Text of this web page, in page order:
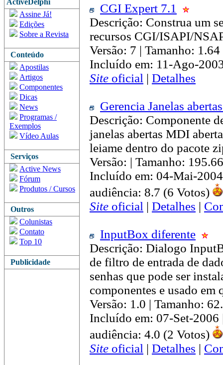
ActiveDelphi
Assine Já!
Edições
Sobre a Revista
Conteúdo
Apostilas
Artigos
Componentes
Dicas
News
Programas /
Exemplos
Vídeo Aulas
Serviços
Active News
Fórum
Produtos / Cursos
Outros
Colunistas
Contato
Top 10
Publicidade
CGI Expert 7.1
Descrição: Construa um
recursos CGI/ISAPI/
Versão: 7 | Tamanho:
Incluído em: 11-Ago-
Site oficial | Detalhes
Gerencia Janelas
Descrição: Componente
janelas abertas MDI
leiame dentro do pacote
Versão: | Tamanho:
Incluído em: 04-Mai-
audiência: 8.7 (6 Votos)
Site oficial | Detalhes |
InputBox diferente
Descrição: Dialogo
de filtro de entrada de
senhas que pode ser
componentes e usado em
Versão: 1.0 | Tamanho:
Incluído em: 07-Set-
audiência: 4.0 (2 Votos)
Site oficial | Detalhes |